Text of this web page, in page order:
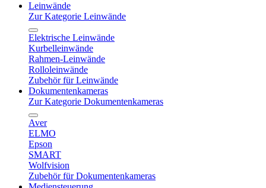
Leinwände
Zur Kategorie Leinwände
Elektrische Leinwände
Kurbelleinwände
Rahmen-Leinwände
Rolloleinwände
Zubehör für Leinwände
Dokumentenkameras
Zur Kategorie Dokumentenkameras
Aver
ELMO
Epson
SMART
Wolfvision
Zubehör für Dokumentenkameras